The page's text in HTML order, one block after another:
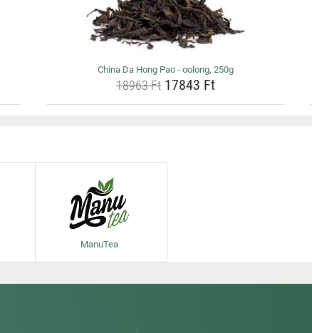
China Da Hong Pao - oolong, 250g
18963 Ft17843 Ft
ManuTea